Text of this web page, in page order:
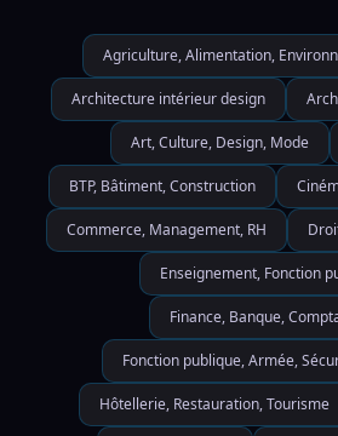
Agriculture, Alimentation,
Architecture intérieur design
Art, Culture, Design, Mode
BTP, Bâtiment, Construction
Commerce, Management, RH
Enseignement, Fonction
Finance, Banque,
Fonction publique, Armée,
Hôtellerie, Restauration, Tourisme